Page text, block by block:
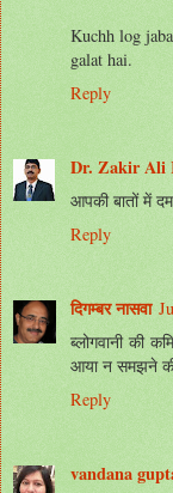
Kuchh log
galat hai.
Reply
Dr. Zakir Ali
आपकी बातों में
Reply
दिगम्बर नासवा
ब्लोगवानी की
आया न समझने
Reply
vandana